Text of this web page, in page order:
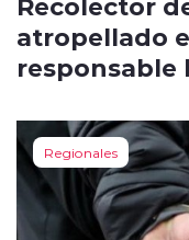
atropellado
responsable
Regionales